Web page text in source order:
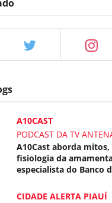
A10CAST
PODCAST DA TV
A10Cast aborda mitos,
fisiologia da
especialista do Banco
CIDADE ALERTA PIAUÍ